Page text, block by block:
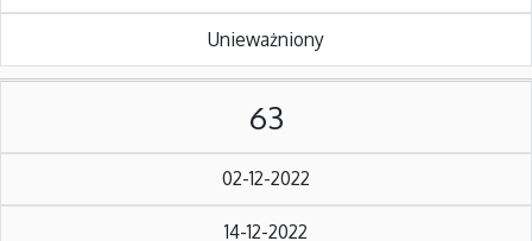
Unieważniony
63
02-12-2022
14-12-2022